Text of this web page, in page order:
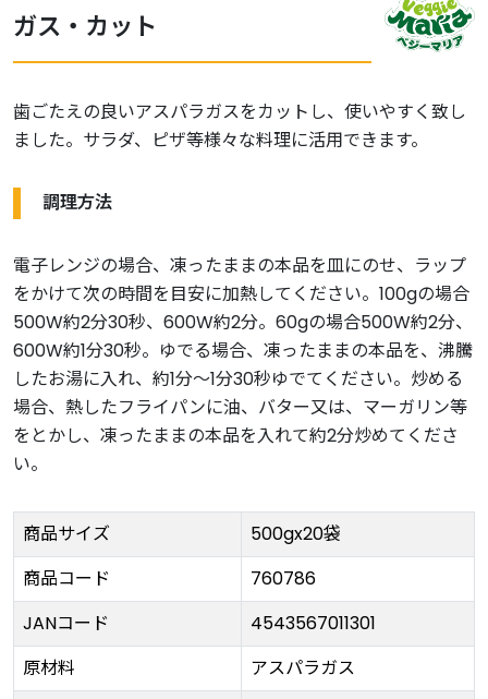
ガス・カット
歯ごたえの良いアスパラガスをカットし、使いやすく致し
ました。サラダ、ピザ等様々な料理に活用できます。
調理方法
電子レンジの場合、凍ったままの本品を皿にのせ、ラップ
をかけて次の時間を目安に加熱してください。100gの場合
500W約2分30秒、600W約2分。60gの場合500W約2分、
600W約1分30秒。ゆでる場合、凍ったままの本品を、沸騰
したお湯に入れ、約1分〜1分30秒ゆでてください。炒める
場合、熱したフライパンに油、バター又は、マーガリン等
をとかし、凍ったままの本品を入れて約2分炒めてくださ
い。
商品サイズ
500gx20袋
商品コード
760786
JANコード
4543567011301
原材料
アスパラガス